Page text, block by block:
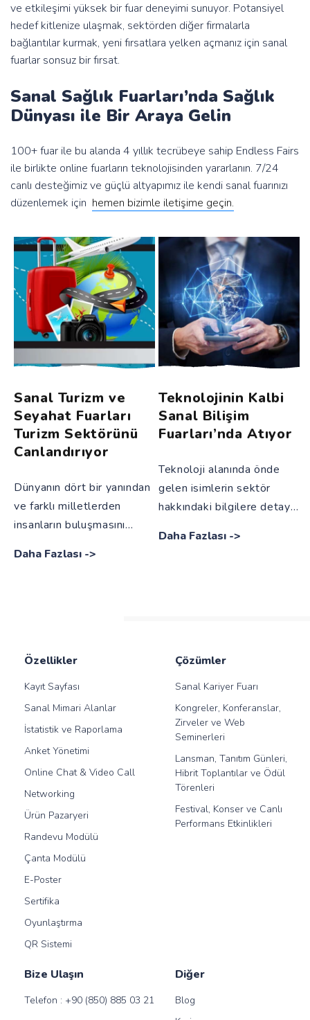
ve etkileşimi yüksek bir fuar deneyimi sunuyor. Potansiyel
hedef kitlenize ulaşmak, sektörden diğer firmalarla
bağlantılar kurmak, yeni fırsatlara yelken açmanız için sanal
fuarlar sonsuz bir fırsat.
Sanal Sağlık Fuarları’nda Sağlık
Dünyası ile Bir Araya Gelin
100+ fuar ile bu alanda 4 yıllık tecrübeye sahip Endless Fairs
ile birlikte online fuarların teknolojisinden yararlanın. 7/24
canlı desteğimiz ve güçlü altyapımız ile kendi sanal fuarınızı
düzenlemek için hemen bizimle iletişime geçin.
Sanal Turizm ve
Seyahat Fuarları
Turizm Sektörünü
Canlandırıyor
Dünyanın dört bir yanından
ve farklı milletlerden
insanların buluşmasını
seyahat fuarları sayesinde
Daha Fazlası ->
Teknolojinin Kalbi
Sanal Bilişim
Fuarları’nda Atıyor
Teknoloji alanında önde
gelen isimlerin sektör
hakkındaki bilgilere detaylı
sağlayan sanal bilişim
Daha Fazlası ->
Özellikler
Kayıt Sayfası
Sanal Mimari Alanlar
İstatistik ve Raporlama
Anket Yönetimi
Online Chat & Video Call
Networking
Ürün Pazaryeri
Randevu Modülü
Çanta Modülü
E-Poster
Sertifika
Oyunlaştırma
QR Sistemi
Çözümler
Sanal Kariyer Fuarı
Kongreler, Konferanslar,
Zirveler ve Web
Seminerleri
Lansman, Tanıtım Günleri,
Hibrit Toplantılar ve Ödül
Törenleri
Festival, Konser ve Canlı
Performans Etkinlikleri
Diğer
Blog
Bize Ulaşın
Telefon : +90 (850) 885 03 21